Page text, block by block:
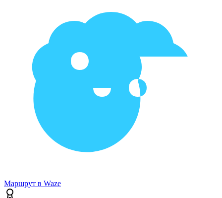
Маршрут в Waze